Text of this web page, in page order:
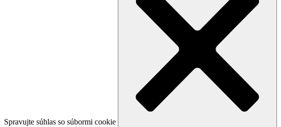
Spravujte súhlas so súbormi cookie